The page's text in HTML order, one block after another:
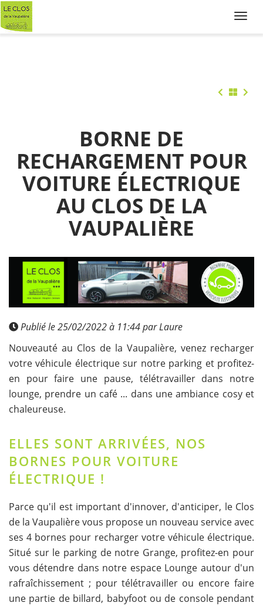
BORNE DE
RECHARGEMENT POUR
VOITURE ÉLECTRIQUE
AU CLOS DE LA
VAUPALIÈRE
Publié le 25/02/2022 à 11:44 par Laure
Nouveauté au Clos de la Vaupalière, venez recharger
votre véhicule électrique sur notre parking et profitez-
en pour faire une pause, télétravailler dans notre
lounge, prendre un café ... dans une ambiance cosy et
chaleureuse.
ELLES SONT ARRIVÉES, NOS
BORNES POUR VOITURE
ÉLECTRIQUE !
Parce qu'il est important d'innover, d'anticiper, le Clos
de la Vaupalière vous propose un nouveau service avec
ses 4 bornes pour recharger votre véhicule électrique.
Situé sur le parking de notre Grange, profitez-en pour
vous détendre dans notre espace Lounge autour d'un
rafraîchissement ; pour télétravailler ou encore faire
une partie de billard, babyfoot ou de console pendant